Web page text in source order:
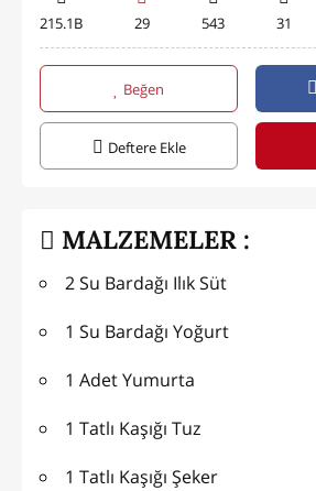
215.1B 29 543 31
Beğen
Deftere Ekle
MALZEMELER :
2 Su Bardağı Ilık Süt
1 Su Bardağı Yoğurt
1 Adet Yumurta
1 Tatlı Kaşığı Tuz
1 Tatlı Kaşığı Şeker